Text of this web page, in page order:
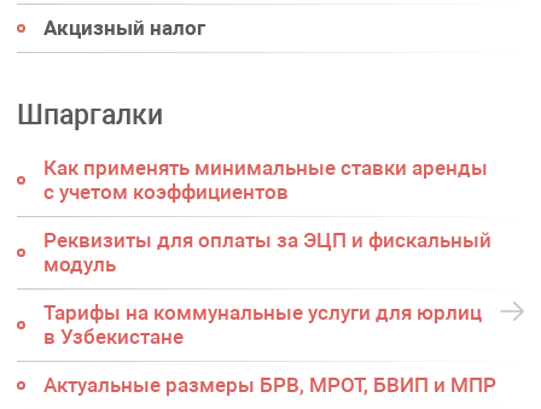
Акцизный налог
Шпаргалки
Как применять минимальные ставки аренды
с учетом коэффициентов
Реквизиты для оплаты за ЭЦП и фискальный
модуль
Тарифы на коммунальные услуги для юрлиц
в Узбекистане
Актуальные размеры БРВ, МРОТ, БВИП и МПР